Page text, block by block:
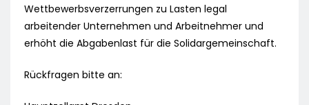
Wettbewerbsverzerrungen zu Lasten legal
arbeitender Unternehmen und Arbeitnehmer und
erhöht die Abgabenlast für die Solidargemeinschaft.
Rückfragen bitte an: